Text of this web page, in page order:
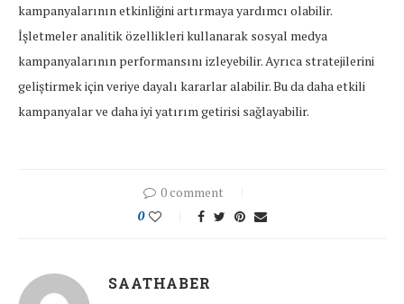
kampanyalarının etkinliğini artırmaya yardımcı olabilir.
İşletmeler analitik özellikleri kullanarak sosyal medya
kampanyalarının performansını izleyebilir. Ayrıca stratejilerini
geliştirmek için veriye dayalı kararlar alabilir. Bu da daha etkili
kampanyalar ve daha iyi yatırım getirisi sağlayabilir.
0 comment
0
SAATHABER